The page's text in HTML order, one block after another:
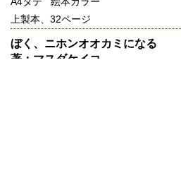
上製本、32ページ
ぼく、ニホンオオカミになる
著：マスダケイコ